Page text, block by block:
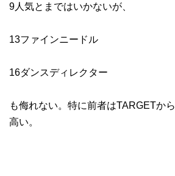
9人気とまではいかないが、
13ファインニードル
16ダンスディレクター
も侮れない。特に前者はTARGETか
高い。